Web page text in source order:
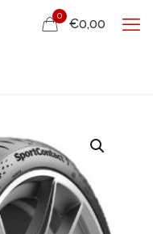
0
€0,00